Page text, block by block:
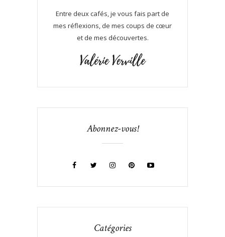
Entre deux cafés, je vous fais part de
mes réflexions, de mes coups de cœur
et de mes découvertes.
Abonnez-vous!
Catégories